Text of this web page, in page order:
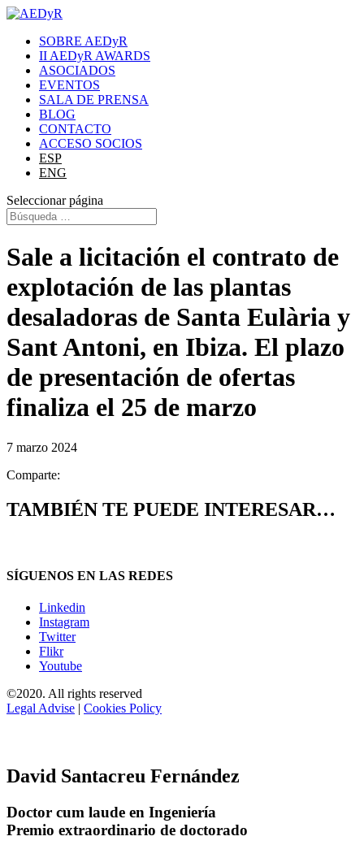
SOBRE AEDyR
II AEDyR AWARDS
ASOCIADOS
EVENTOS
SALA DE PRENSA
BLOG
CONTACTO
ACCESO SOCIOS
ESP
ENG
Seleccionar página
Sale a licitación el contrato de
explotación de las plantas
desaladoras de Santa Eulària y
Sant Antoni, en Ibiza. El plazo
de presentación de ofertas
finaliza el 25 de marzo
7 marzo 2024
Comparte:
TAMBIÉN TE PUEDE INTERESAR…
SÍGUENOS EN LAS REDES
Linkedin
Instagram
Twitter
Flikr
Youtube
©2020. All rights reserved
Legal Advise | Cookies Policy
David Santacreu Fernández
Doctor cum laude en Ingeniería
Premio extraordinario de doctorado